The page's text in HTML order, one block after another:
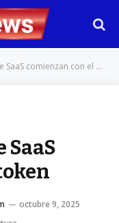
comienzan con el token
SaaS
octubre 9, 2025